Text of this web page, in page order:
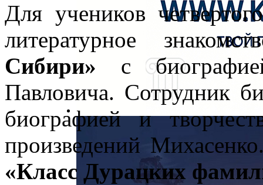
Для учеников
литературное
Сибири» с
Павловича. Сотрудник
биографией и
произведений
«Класс Дурацких